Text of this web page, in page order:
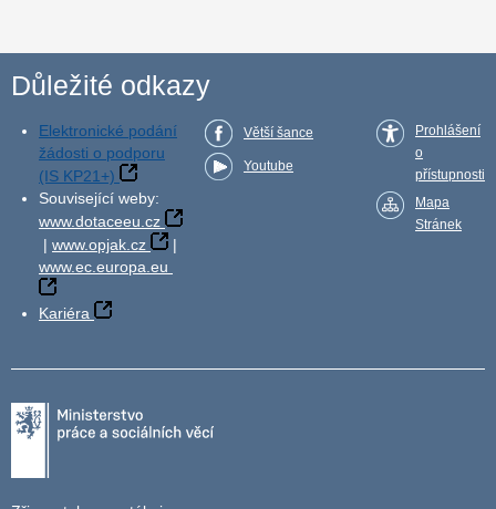
Důležité odkazy
Elektronické podání
žádosti o podporu
(IS KP21+)
Související weby:
www.dotaceeu.cz
| www.opjak.cz
|
www.ec.europa.eu
Kariéra
Větší šance
Youtube
Prohlášení
o
přístupnosti
Mapa
Stránek